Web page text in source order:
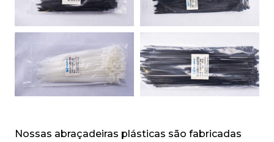
Nossas abraçadeiras plásticas são fabricadas